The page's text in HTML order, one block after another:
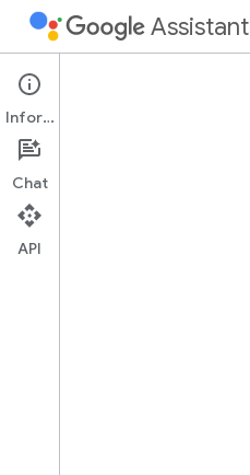
Assistant
Conversational Actions
Noções básicas
Informações
Chat
API